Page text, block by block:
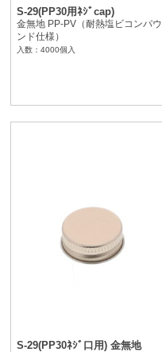
S-29(PP30用ﾈｼﾞcap)
金無地 PP-PV（耐熱塩ビコンパウ
ンド仕様）
入数：4000個入
S-29(PP30ﾈｼﾞ口用) 金無地